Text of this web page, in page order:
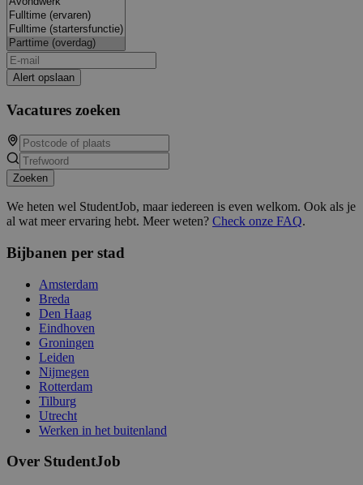
Alert opslaan
Vacatures zoeken
Zoeken
We heten wel StudentJob, maar iedereen is even welkom. Ook als je
al wat meer ervaring hebt. Meer weten? Check onze FAQ.
Bijbanen per stad
Amsterdam
Breda
Den Haag
Eindhoven
Groningen
Leiden
Nijmegen
Rotterdam
Tilburg
Utrecht
Werken in het buitenland
Over StudentJob